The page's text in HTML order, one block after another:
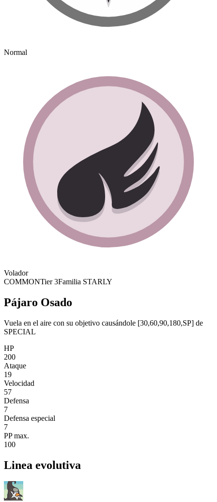
Normal
Volador
COMMONTier 3Familia STARLY
Pájaro Osado
Vuela en el aire con su objetivo causándole [30,60,90,180,SP] de
SPECIAL
HP
200
Ataque
19
Velocidad
57
Defensa
7
Defensa especial
7
PP max.
100
Linea evolutiva